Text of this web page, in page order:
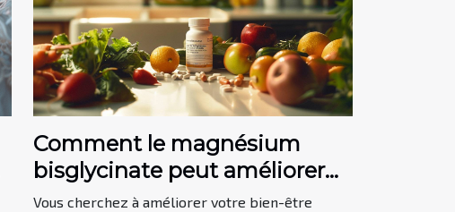
Comment le magnésium
bisglycinate peut améliorer
votre bien-être quotidien
Vous cherchez à améliorer votre bien-être